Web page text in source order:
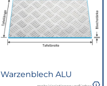
Warzenblech ALU